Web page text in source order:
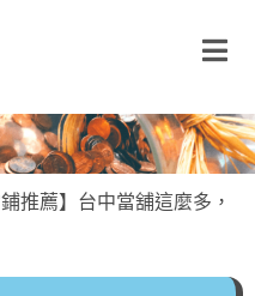
鋪推薦】台中當舖這麼多，